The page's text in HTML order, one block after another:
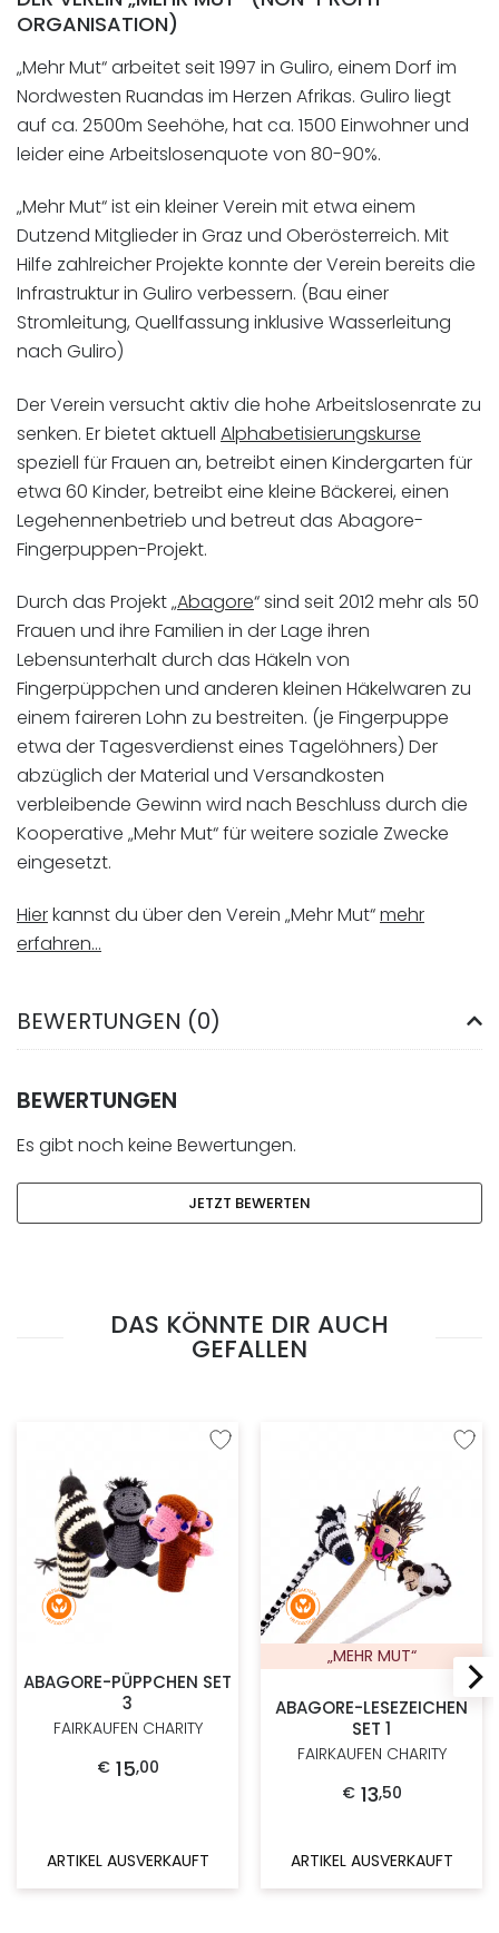
ORGANISATION)
„Mehr Mut“ arbeitet seit 1997 in Guliro, einem Dorf im
Nordwesten Ruandas im Herzen Afrikas. Guliro liegt
auf ca. 2500m Seehöhe, hat ca. 1500 Einwohner und
leider eine Arbeitslosenquote von 80-90%.
„Mehr Mut“ ist ein kleiner Verein mit etwa einem
Dutzend Mitglieder in Graz und Oberösterreich. Mit
Hilfe zahlreicher Projekte konnte der Verein bereits die
Infrastruktur in Guliro verbessern. (Bau einer
Stromleitung, Quellfassung inklusive Wasserleitung
nach Guliro)
Der Verein versucht aktiv die hohe Arbeitslosenrate zu
senken. Er bietet aktuell Alphabetisierungskurse
speziell für Frauen an, betreibt einen Kindergarten für
etwa 60 Kinder, betreibt eine kleine Bäckerei, einen
Legehennenbetrieb und betreut das Abagore-
Fingerpuppen-Projekt.
Durch das Projekt „Abagore“ sind seit 2012 mehr als 50
Frauen und ihre Familien in der Lage ihren
Lebensunterhalt durch das Häkeln von
Fingerpüppchen und anderen kleinen Häkelwaren zu
einem faireren Lohn zu bestreiten. (je Fingerpuppe
etwa der Tagesverdienst eines Tagelöhners) Der
abzüglich der Material und Versandkosten
verbleibende Gewinn wird nach Beschluss durch die
Kooperative „Mehr Mut“ für weitere soziale Zwecke
eingesetzt.
Hierkannst du über den Verein „Mehr Mut“mehr
erfahren…
BEWERTUNGEN (0)
BEWERTUNGEN
Es gibt noch keine Bewertungen.
JETZT BEWERTEN
DAS KÖNNTE DIR AUCH
GEFALLEN
Zur Wunschliste hinzufügen
ABAGORE-PÜPPCHEN SET
3
FAIRKAUFEN CHARITY
€ 15,00
ARTIKEL AUSVERKAUFT
Zur
„MEHR MUT“
ABAGORE-LESEZEICHEN
SET 1
FAIRKAUFEN CHARITY
€ 13,50
ARTIKEL AUSVERKAUFT